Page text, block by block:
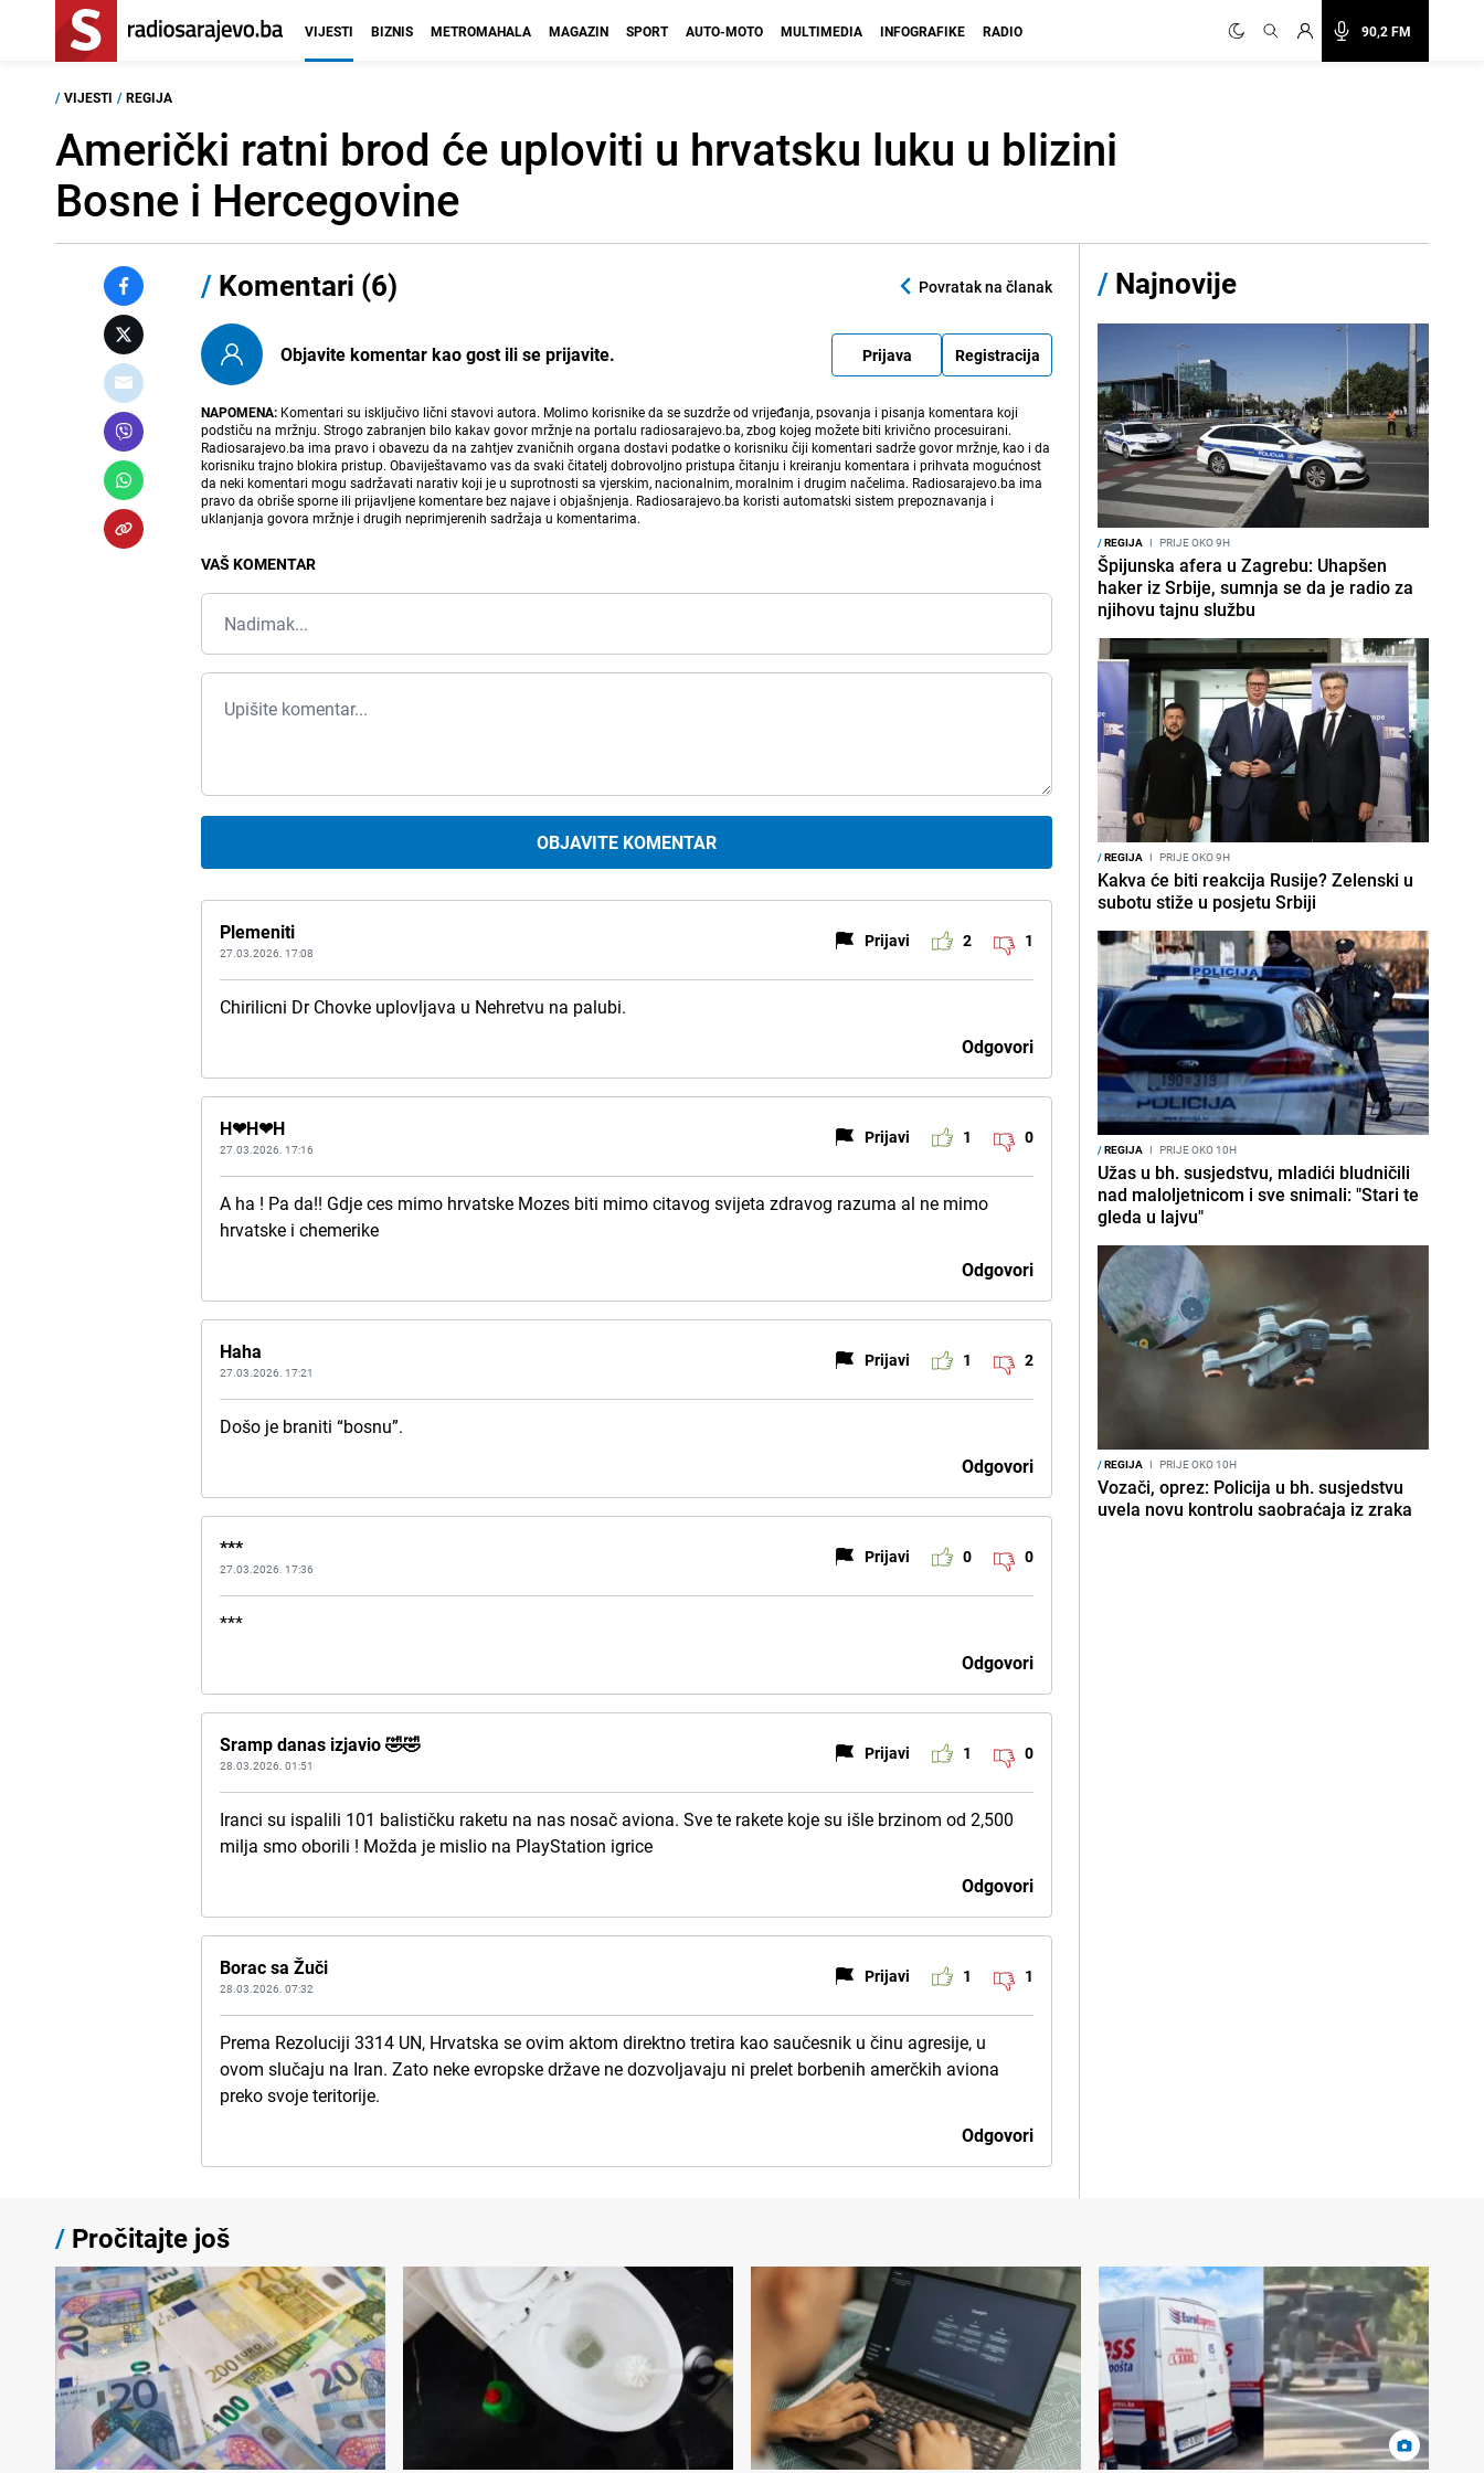
90,2 FM
VIJESTI BIZNIS METROMAHALA MAGAZIN SPORT AUTO-MOTO MULTIMEDIA INFOGRAFIKE RADIO
/ VIJESTI / REGIJA
Američki ratni brod će uploviti u hrvatsku luku u blizini
Bosne i Hercegovine
/ Komentari (6) Povratak na članak
Objavite komentar kao gost ili se prijavite. Prijava Registracija
NAPOMENA: Komentari su isključivo lični stavovi autora. Molimo korisnike da se suzdrže od vrijeđanja, psovanja i pisanja komentara koji
podstiču na mržnju. Strogo zabranjen bilo kakav govor mržnje na portalu radiosarajevo.ba, zbog kojeg možete biti krivično procesuirani.
Radiosarajevo.ba ima pravo i obavezu da na zahtjev zvaničnih organa dostavi podatke o korisniku čiji komentari sadrže govor mržnje, kao i da
korisniku trajno blokira pristup. Obaviještavamo vas da svaki čitatelj dobrovoljno pristupa čitanju i kreiranju komentara i prihvata mogućnost
da neki komentari mogu sadržavati narativ koji je u suprotnosti sa vjerskim, nacionalnim, moralnim i drugim načelima. Radiosarajevo.ba ima
pravo da obriše sporne ili prijavljene komentare bez najave i objašnjenja. Radiosarajevo.ba koristi automatski sistem prepoznavanja i
uklanjanja govora mržnje i drugih neprimjerenih sadržaja u komentarima.
VAŠ KOMENTAR
OBJAVITE KOMENTAR
Plemeniti
27.03.2026. 17:08
Prijavi 2 1
Chirilicni Dr Chovke uplovljava u Nehretvu na palubi.
Odgovori
H❤H❤H
27.03.2026. 17:16
Prijavi 1 0
A ha ! Pa da!! Gdje ces mimo hrvatske Mozes biti mimo citavog svijeta zdravog razuma al ne mimo
hrvatske i chemerike
Odgovori
Haha
27.03.2026. 17:21
Prijavi 1 2
Došo je braniti “bosnu”.
Odgovori
***
27.03.2026. 17:36
Prijavi 0 0
***
Odgovori
Sramp danas izjavio 🤣🤣
28.03.2026. 01:51
Prijavi 1 0
Iranci su ispalili 101 balističku raketu na nas nosač aviona. Sve te rakete koje su išle brzinom od 2,500
milja smo oborili ! Možda je mislio na PlayStation igrice
Odgovori
Borac sa Žuči
28.03.2026. 07:32
Prijavi 1 1
Prema Rezoluciji 3314 UN, Hrvatska se ovim aktom direktno tretira kao saučesnik u činu agresije, u
ovom slučaju na Iran. Zato neke evropske države ne dozvoljavaju ni prelet borbenih amerčkih aviona
preko svoje teritorije.
Odgovori
/ Najnovije
/REGIJA I PRIJE OKO 9H
Špijunska afera u Zagrebu: Uhapšen
haker iz Srbije, sumnja se da je radio za
njihovu tajnu službu
/REGIJA I PRIJE OKO 9H
Kakva će biti reakcija Rusije? Zelenski u
subotu stiže u posjetu Srbiji
/REGIJA I PRIJE OKO 10H
Užas u bh. susjedstvu, mladići bludničili
nad maloljetnicom i sve snimali: "Stari te
gleda u lajvu"
/REGIJA I PRIJE OKO 10H
Vozači, oprez: Policija u bh. susjedstvu
uvela novu kontrolu saobraćaja iz zraka
/ Pročitajte još